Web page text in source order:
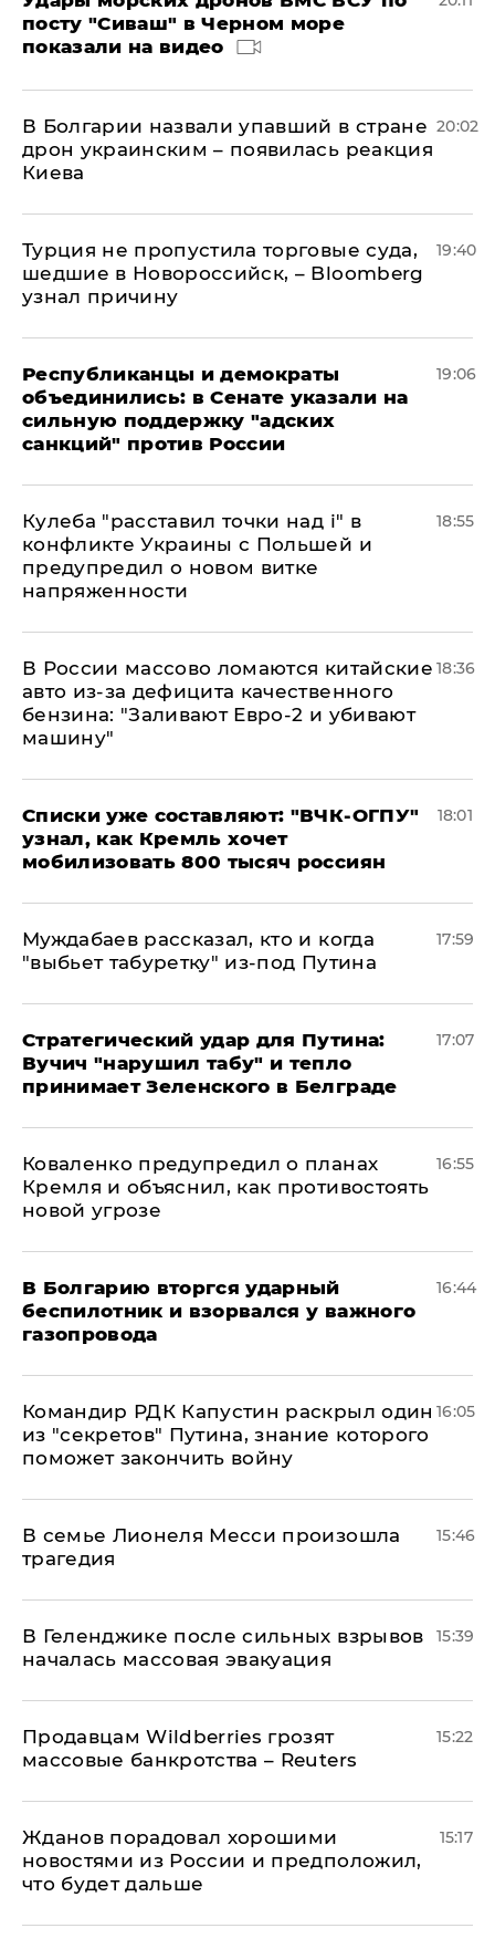
посту "Сиваш" в Черном море
показали на видео
В Болгарии назвали упавший в стране
дрон украинским – появилась реакция
Киева
20:02
Турция не пропустила торговые суда,
шедшие в Новороссийск, – Bloomberg
узнал причину
19:40
Республиканцы и демократы
объединились: в Сенате указали на
сильную поддержку "адских
санкций" против России
19:06
Кулеба "расставил точки над і" в
конфликте Украины с Польшей и
предупредил о новом витке
напряженности
18:55
В России массово ломаются китайские
авто из-за дефицита качественного
бензина: "Заливают Евро-2 и убивают
машину"
18:36
Списки уже составляют: "ВЧК-ОГПУ"
узнал, как Кремль хочет
мобилизовать 800 тысяч россиян
18:01
Муждабаев рассказал, кто и когда
"выбьет табуретку" из-под Путина
17:59
Стратегический удар для Путина:
Вучич "нарушил табу" и тепло
принимает Зеленского в Белграде
17:07
Коваленко предупредил о планах
Кремля и объяснил, как противостоять
новой угрозе
16:55
В Болгарию вторгся ударный
беспилотник и взорвался у важного
газопровода
16:44
Командир РДК Капустин раскрыл один
из "секретов" Путина, знание которого
поможет закончить войну
16:05
В семье Лионеля Месси произошла
трагедия
15:46
В Геленджике после сильных взрывов
началась массовая эвакуация
15:39
Продавцам Wildberries грозят
массовые банкротства – Reuters
15:22
Жданов порадовал хорошими
новостями из России и предположил,
что будет дальше
15:17